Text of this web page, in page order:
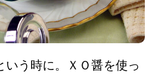
いう時に。ＸＯ醤を使っ